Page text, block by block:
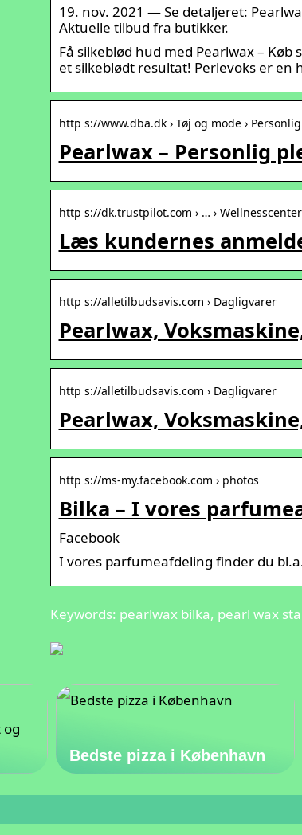
19. nov. 2021 — Se detaljeret:
Aktuelle tilbud fra butikker.
Få silkeblød hud med Pearlwax –
et silkeblødt resultat! Perlevoks er
http s://www.dba.dk › Tøj og mode ›
Pearlwax – Personlig
http s://dk.trustpilot.com › … › Wellnesscenter
Læs kundernes
http s://alletilbudsavis.com › Dagligvarer
Pearlwax,
http s://alletilbudsavis.com › Dagligvarer
Pearlwax,
http s://ms-my.facebook.com › photos
Bilka – I vores
Facebook
I vores parfumeafdeling finder du
Keywords: pearlwax bilka, pearl wax
Bedste pizza i København